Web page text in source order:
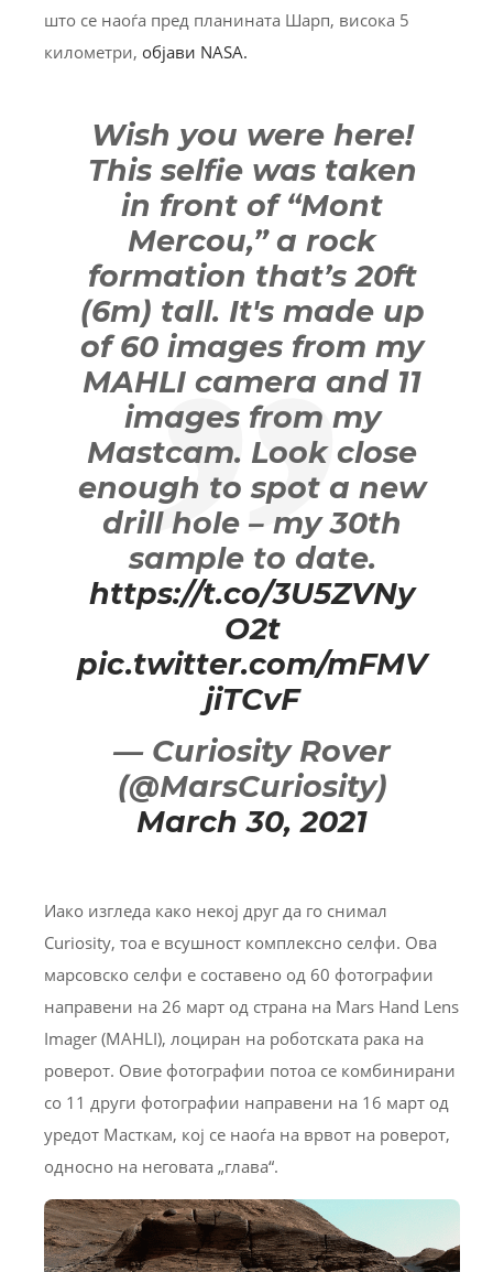
што се наоѓа пред планината Шарп, висока 5
километри, објави NASA.
Wish you were here!
This selfie was taken
in front of “Mont
Mercou,” a rock
formation that’s 20ft
(6m) tall. It's made up
of 60 images from my
MAHLI camera and 11
images from my
Mastcam. Look close
enough to spot a new
drill hole – my 30th
sample to date.
https://t.co/3U5ZVNy
O2t
pic.twitter.com/mFMV
jiTCvF
— Curiosity Rover
(@MarsCuriosity)
March 30, 2021
Иако изгледа како некој друг да го снимал
Curiosity, тоа е всушност комплексно селфи. Ова
марсовско селфи е составено од 60 фотографии
направени на 26 март од страна на Mars Hand Lens
Imager (MAHLI), лоциран на роботската рака на
роверот. Овие фотографии потоа се комбинирани
со 11 други фотографии направени на 16 март од
уредот Масткам, кој се наоѓа на врвот на роверот,
односно на неговата „глава“.